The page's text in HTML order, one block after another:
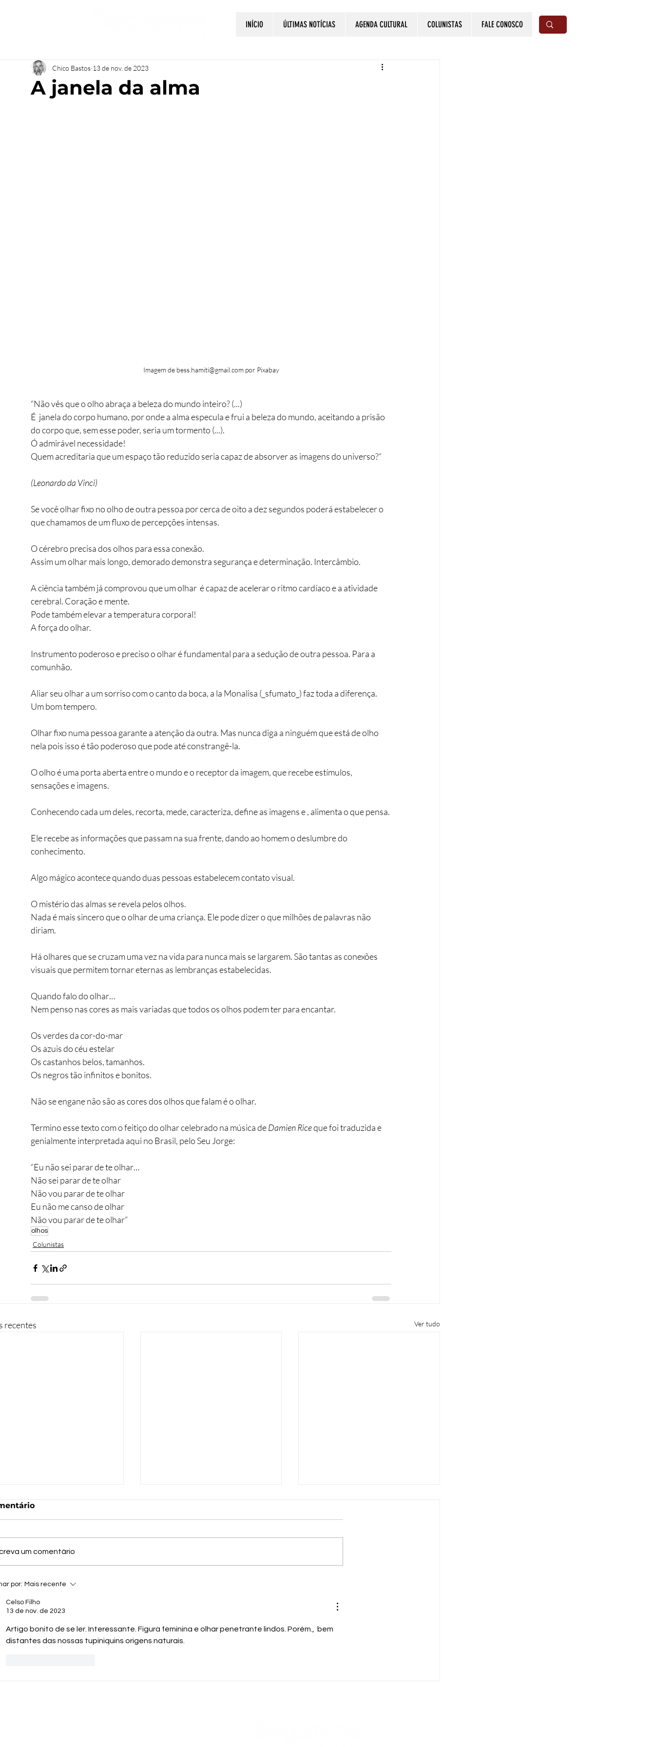
INÍCIO ÚLTIMAS NOTÍCIAS AGENDA CULTURAL COLUNISTAS FALE CONOSCO
A janela da alma
Chico Bastos 13 de nov. de 2023
Imagem de bess.hamiti@gmail.com por Pixabay
“Não vês que o olho abraça a beleza do mundo inteiro? (...)
É  janela do corpo humano, por onde a alma especula e frui a beleza do mundo, aceitando a prisão
do corpo que, sem esse poder, seria um tormento (...).
Ó admirável necessidade!
Quem acreditaria que um espaço tão reduzido seria capaz de absorver as imagens do universo?“
(Leonardo da Vinci)
Se você olhar fixo no olho de outra pessoa por cerca de oito a dez segundos poderá estabelecer o
que chamamos de um fluxo de percepções intensas.
O cérebro precisa dos olhos para essa conexão.
Assim um olhar mais longo, demorado demonstra segurança e determinação. Intercâmbio.
A ciência também já comprovou que um olhar  é capaz de acelerar o ritmo cardíaco e a atividade
cerebral. Coração e mente.
Pode também elevar a temperatura corporal!
A força do olhar.
Instrumento poderoso e preciso o olhar é fundamental para a sedução de outra pessoa. Para a
comunhão.
Aliar seu olhar a um sorriso com o canto da boca, a la Monalisa (_sfumato_) faz toda a diferença.
Um bom tempero.
Olhar fixo numa pessoa garante a atenção da outra. Mas nunca diga a ninguém que está de olho
nela pois isso é tão poderoso que pode até constrangê-la.
O olho é uma porta aberta entre o mundo e o receptor da imagem, que recebe estímulos,
sensações e imagens.
Conhecendo cada um deles, recorta, mede, caracteriza, define as imagens e , alimenta o que pensa.
Ele recebe as informações que passam na sua frente, dando ao homem o deslumbre do
conhecimento.
Algo mágico acontece quando duas pessoas estabelecem contato visual.
O mistério das almas se revela pelos olhos.
Nada é mais sincero que o olhar de uma criança. Ele pode dizer o que milhões de palavras não
diriam.
Há olhares que se cruzam uma vez na vida para nunca mais se largarem. São tantas as conexões
visuais que permitem tornar eternas as lembranças estabelecidas.
Quando falo do olhar…
Nem penso nas cores as mais variadas que todos os olhos podem ter para encantar.
Os verdes da cor-do-mar
Os azuis do céu estelar
Os castanhos belos, tamanhos.
Os negros tão infinitos e bonitos.
Não se engane não são as cores dos olhos que falam é o olhar.
Termino esse texto com o feitiço do olhar celebrado na música de Damien Rice que foi traduzida e
genialmente interpretada aqui no Brasil, pelo Seu Jorge:
“Eu não sei parar de te olhar…
Não sei parar de te olhar
Não vou parar de te olhar
Eu não me canso de olhar
Não vou parar de te olhar”
olhos
Colunistas
recentes Ver tudo
um comentário
por: Mais recente
Celso Filho
13 de nov. de 2023
Artigo bonito de se ler. Interessante. Figura feminina e olhar penetrante lindos. Porém.,  bem
distantes das nossas tupiniquins origens naturais.